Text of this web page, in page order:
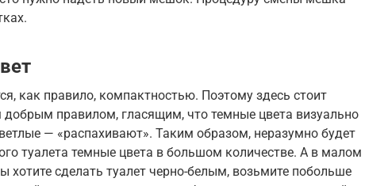
как правило, компактностью. Поэтому здесь стоит
добрым правилом, гласящим, что темные цвета визуально
— «распахивают». Таким образом, неразумно будет
туалета темные цвета в большом количестве. А в малом
сделать туалет черно-белым, возьмите побольше